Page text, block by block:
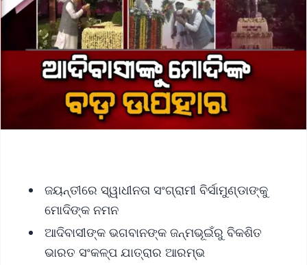
ଜୟନ୍ତୀରେ ସ୍ୱାଧୀନତା ସଂଗ୍ରାମୀ ବିର୍ସାମୁଣ୍ଡାଙ୍କୁ
ମୋଦିଙ୍କ ନମନ
ଆଦିବାସୀଙ୍କ ଭଗବାନଙ୍କ ଜନ୍ମଭୂଇଁରୁ ବିକଶିତ
ଭାରତ ସଂକଳ୍ପ ଯାତ୍ରାର ଆରମ୍ଭ